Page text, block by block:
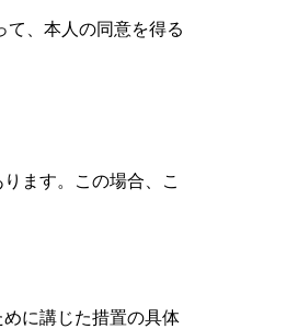
て、本人の同意を得る
ます。この場合、こ
に講じた措置の具体